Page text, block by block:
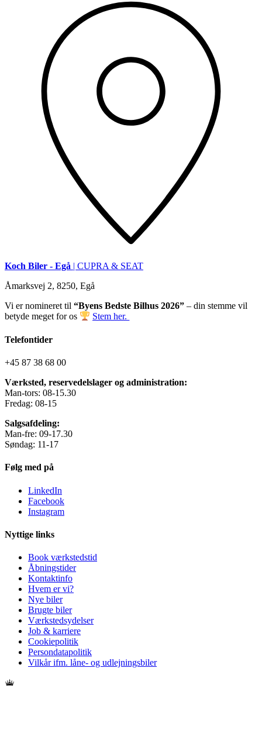
Koch Biler - Egå | CUPRA & SEAT
Åmarksvej 2, 8250, Egå
Vi er nomineret til “Byens Bedste Bilhus 2026” – din stemme vil
betyde meget for os
Stem her.
Telefontider
+45 87 38 68 00
Værksted, reservedelslager og administration:
Man-tors: 08-15.30
Fredag: 08-15
Salgsafdeling:
Man-fre: 09-17.30
Søndag: 11-17
Følg med på
LinkedIn
Facebook
Instagram
Nyttige links
Book værkstedstid
Åbningstider
Kontaktinfo
Hvem er vi?
Nye biler
Brugte biler
Værkstedsydelser
Job & karriere
Cookiepolitik
Persondatapolitik
Vilkår ifm. låne- og udlejningsbiler